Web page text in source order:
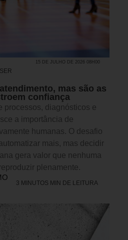
15 DE JULHO DE 2026 08H00
mas são as
confiança
processos, diagnósticos e
a importância de
humanas. O desafio
mais, mas decidir
gera valor que nenhuma
plenamente.
3 MINUTOS MIN DE LEITURA